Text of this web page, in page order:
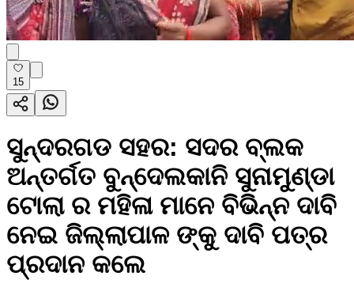
15
ସୁନ୍ଦରଗଡ ସହର: ସଦର ବ୍ଲକ
ଅନ୍ତର୍ଗତ ବୁନ୍ଦେଲକାନି ସୁନାମୁଣ୍ଡା
ଟୋଲା ର ମହିଳା ମାନେ ବିଭିନ୍ନ ଦାବି
ନେଇ ଜିଲ୍ଲାପାଳ ଙ୍କୁ ଦାବି ପତ୍ର
ପ୍ରଦାନ କଲେ